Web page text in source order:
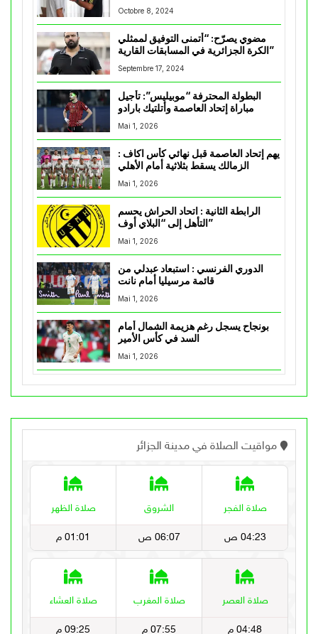
Octobre 8, 2024
مضوي يصرّح: “أتمنى التوفيق لممثلي
الكرة الجزائرية في المسابقات القارية”
Septembre 17, 2024
البطولة المحترفة “موبيليس”: تأجيل
مباراة إتحاد العاصمة وأتلتيك بارادو
Mai 1, 2026
يهم إتحاد العاصمة قبل نهائي كأس اكاف :
Mai 1, 2026
الرابطة الثانية : اتحاد الحراش يحسم
التأهل إلى “البلاي أوف”
Mai 1, 2026
الدوري الفرنسي : استبعاد عبدلي من
قائمة مرسيليا أمام نانت
Mai 1, 2026
بونجاح يسجل رغم هزيمة الشمال أمام
السد في كأس الأمير
Mai 1, 2026